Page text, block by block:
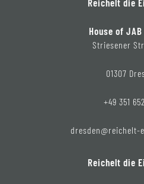
Reichelt die
House of
Striesener
01307
+49 351
dresden@reichelt-
Reichelt die